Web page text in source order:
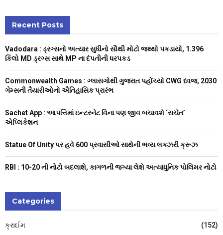
h
o
C
Recent Posts
Vadodara : ડ્રગ્સનો અત્યાર સુધીનો સૌથી મોટો જથ્થો પકડાયો, 1.396
કિલો MD ડ્રગ્સ સાથે MP ના દંપતીની ધરપકડ
Commonwealth Games : ગ્લાસગોથી ગુજરાત પહોંચ્યો CWG ધ્વજ, 2030
ગેમ્સની તૈયારીઓનો ઐતિહાસિક પ્રારંભ
Sachet App : આપત્તિમાં ઇન્ટરનેટ વિના પણ જીવ બચાવશે ‘સચેત’
એપ્લિકેશન
Statue Of Unity પર હવે 600 પ્રવાસીઓ સાથેની ભવ્ય લક્ઝરી ક્રૂઝ
RBI : ₹10-20 ની નોટો બદલાશે, કાગળની જગ્યા લેશે અત્યાધુનિક પોલિમર નોટો
Categories
ક્રાઈમ
(152)